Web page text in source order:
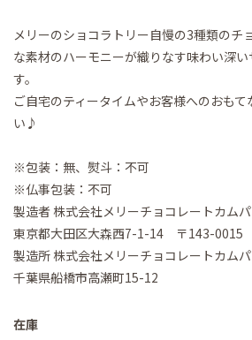
メリーのショコラトリー自慢の3種類のチ
な素材のハーモニーが織りなす味わい深
す。
ご自宅のティータイムやお客様へのおも
い♪
※包装：無、熨斗：不可
※仏事包装：不可
製造者 株式会社メリーチョコレートカム
東京都大田区大森西7-1-14 〒143-0015
製造所 株式会社メリーチョコレートカム
千葉県船橋市高瀬町15-12
在庫